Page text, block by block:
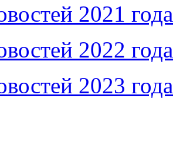
2021 года
2022 года
2023 года